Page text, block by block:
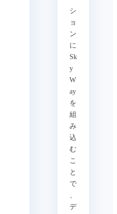
シ
ョ
ン
に
Sk
y
W
ay
を
組
み
込
む
こ
と
で
、
デ